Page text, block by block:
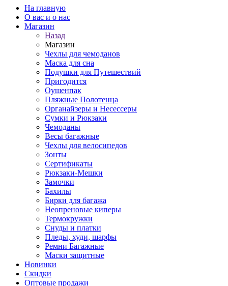
На главную
О вас и о нас
Магазин
Назад
Магазин
Чехлы для чемоданов
Маска для сна
Подушки для Путешествий
Пригодится
Оушенпак
Пляжные Полотенца
Органайзеры и Несессеры
Сумки и Рюкзаки
Чемоданы
Весы багажные
Чехлы для велосипедов
Зонты
Сертификаты
Рюкзаки-Мешки
Замочки
Бахилы
Бирки для багажа
Неопреновые киперы
Термокружки
Снуды и платки
Пледы, худи, шарфы
Ремни Багажные
Маски защитные
Новинки
Скидки
Оптовые продажи